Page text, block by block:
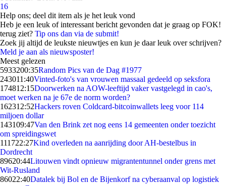
16
Help ons; deel dit item als je het leuk vond
Heb je een leuk of interessant bericht gevonden dat je graag op FOK!
terug ziet? Tip ons dan via de submit!
Zoek jij altijd de leukste nieuwtjes en kun je daar leuk over schrijven?
Meld je aan als nieuwsposter!
Meest gelezen
5933200:35Random Pics van de Dag #1977
243011:40Vinted-foto's van vrouwen massaal gedeeld op seksfora
174812:15Doorwerken na AOW-leeftijd vaker vastgelegd in cao's,
moet werken na je 67e de norm worden?
162312:52Hackers roven Coldcard-bitcoinwallets leeg voor 114
miljoen dollar
143109:47Van den Brink zet nog eens 14 gemeenten onder toezicht
om spreidingswet
111722:27Kind overleden na aanrijding door AH-bestelbus in
Dordrecht
89620:44Litouwen vindt opnieuw migrantentunnel onder grens met
Wit-Rusland
86022:40Datalek bij Bol en de Bijenkorf na cyberaanval op logistiek